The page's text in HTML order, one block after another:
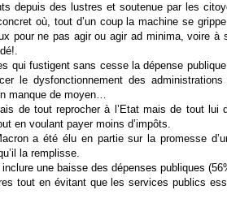
depuis des lustres et soutenue par les
où, tout d’un coup la machine se
pour ne pas agir ou agir ad minima, voire à
qui fustigent sans cesse la dépense
le dysfonctionnement des
manque de moyen…
de tout reprocher à l’Etat mais de tout lui
en voulant payer moins d’impôts.
a été élu en partie sur la promesse
la remplisse.
une baisse des dépenses publiques
tout en évitant que les services publics